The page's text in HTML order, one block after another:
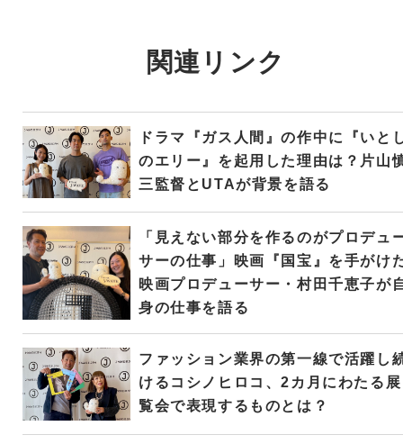
関連リンク
ドラマ『ガス人間』の作中に『いと
のエリー』を起用した理由は？片山
三監督とUTAが背景を語る
「見えない部分を作るのがプロデュ
サーの仕事」映画『国宝』を手がけ
映画プロデューサー・村田千恵子が
身の仕事を語る
ファッション業界の第一線で活躍し
けるコシノヒロコ、2カ月にわたる展
覧会で表現するものとは？